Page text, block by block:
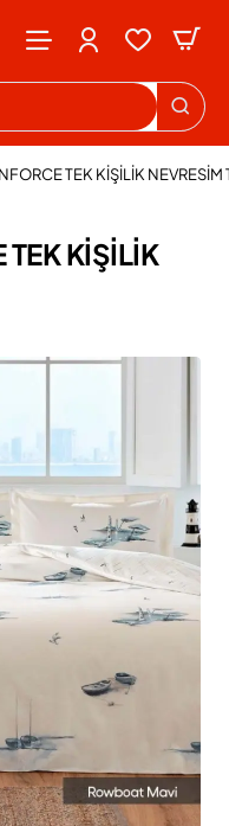
KİŞİLİK
TEK KİŞİLİK NEVRESİM